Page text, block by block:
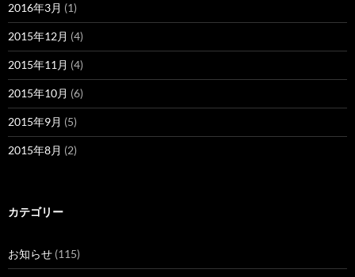
2016年3月 (1)
2015年12月 (4)
2015年11月 (4)
2015年10月 (6)
2015年9月 (5)
2015年8月 (2)
カテゴリー
お知らせ (115)